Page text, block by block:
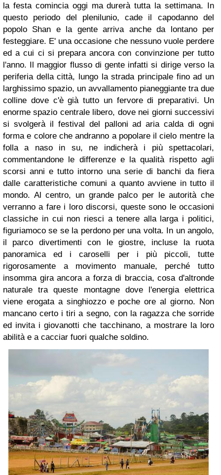
la festa comincia oggi ma durerà tutta la settimana. In
questo periodo del plenilunio, cade il capodanno del
popolo Shan e la gente arriva anche da lontano per
festeggiare. E' una occasione che nessuno vuole perdere
ed a cui ci si prepara ancora con convinzione per tutto
l'anno. Il maggior flusso di gente infatti si dirige verso la
periferia della città, lungo la strada principale fino ad un
larghissimo spazio, un avvallamento pianeggiante tra due
colline dove c'è già tutto un fervore di preparativi. Un
enorme spazio centrale libero, dove nei giorni successivi
si svolgerà il festival del palloni ad aria calda di ogni
forma e colore che andranno a popolare il cielo mentre la
folla a naso in su, ne indicherà i più spettacolari,
commentandone le differenze e la qualità rispetto agli
scorsi anni e tutto intorno una serie di banchi da fiera
dalle caratteristiche comuni a quanto avviene in tutto il
mondo. Al centro, un grande palco per le autorità che
verranno a fare i loro discorsi, queste sono le occasioni
classiche in cui non riesci a tenere alla larga i politici,
figuriamoco se se la perdono per una volta. In un angolo,
il parco divertimenti con le giostre, incluse la ruota
panoramica ed i caroselli per i più piccoli, tutte
rigorosamente a movimento manuale, perché tutto
insomma gira ancora a forza di braccia, cosa d'altronde
naturale tra queste montagne dove l'energia elettrica
viene erogata a singhiozzo e poche ore al giorno. Non
mancano certo i tiri a segno, con la ragazza che sorride
ed invita i giovanotti che tacchinano, a mostrare la loro
abilità e a cacciar fuori qualche soldino.